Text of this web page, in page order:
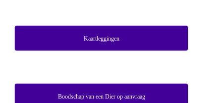
Kaartleggingen
Boodschap van een Dier op aanvraag